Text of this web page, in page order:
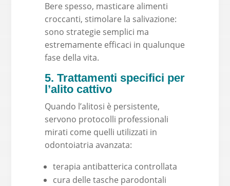
Bere spesso, masticare alimenti
croccanti, stimolare la salivazione:
sono strategie semplici ma
estremamente efficaci in qualunque
fase della vita.
5. Trattamenti specifici per
l’alito cattivo
Quando l’alitosi è persistente,
servono protocolli professionali
mirati come quelli utilizzati in
odontoiatria avanzata:
terapia antibatterica controllata
cura delle tasche parodontali